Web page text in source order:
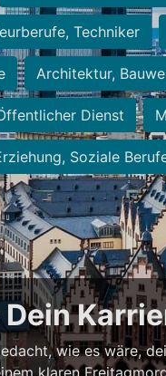
Techniker
Architektur,
Dienst
Soziale
wie es wäre,